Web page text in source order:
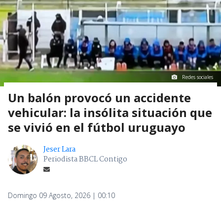
Redes sociales
Un balón provocó un accidente
vehicular: la insólita situación que
se vivió en el fútbol uruguayo
Jeser Lara
Periodista BBCL Contigo
Domingo 09 Agosto, 2026 | 00:10